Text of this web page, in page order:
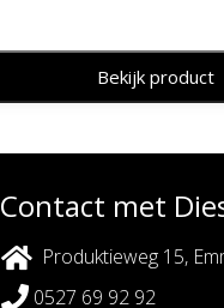
Bekijk product
Contact met
Produktieweg 15,
0527 69 92 92